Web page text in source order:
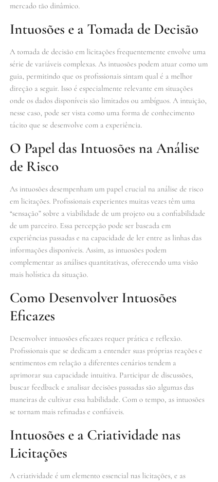
mercado tão dinâmico.
Intuosões e a Tomada de Decisão
A tomada de decisão em licitações frequentemente envolve uma
série de variáveis complexas. As intuosões podem atuar como um
guia, permitindo que os profissionais sintam qual é a melhor
direção a seguir. Isso é especialmente relevante em situações
onde os dados disponíveis são limitados ou ambíguos. A intuição,
nesse caso, pode ser vista como uma forma de conhecimento
tácito que se desenvolve com a experiência.
O Papel das Intuosões na Análise
de Risco
As intuosões desempenham um papel crucial na análise de risco
em licitações. Profissionais experientes muitas vezes têm uma
“sensação” sobre a viabilidade de um projeto ou a confiabilidade
de um parceiro. Essa percepção pode ser baseada em
experiências passadas e na capacidade de ler entre as linhas das
informações disponíveis. Assim, as intuosões podem
complementar as análises quantitativas, oferecendo uma visão
mais holística da situação.
Como Desenvolver Intuosões
Eficazes
Desenvolver intuosões eficazes requer prática e reflexão.
Profissionais que se dedicam a entender suas próprias reações e
sentimentos em relação a diferentes cenários tendem a
aprimorar sua capacidade intuitiva. Participar de discussões,
buscar feedback e analisar decisões passadas são algumas das
maneiras de cultivar essa habilidade. Com o tempo, as intuosões
se tornam mais refinadas e confiáveis.
Intuosões e a Criatividade nas
Licitações
A criatividade é um elemento essencial nas licitações, e as